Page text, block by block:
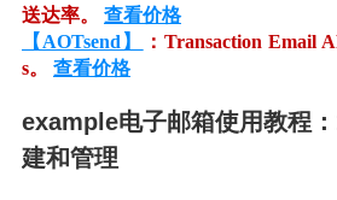
送达率。 查看价格
【AOTsend】
：Transaction Email
s。 查看价格
example电子邮箱使用教程
建和管理